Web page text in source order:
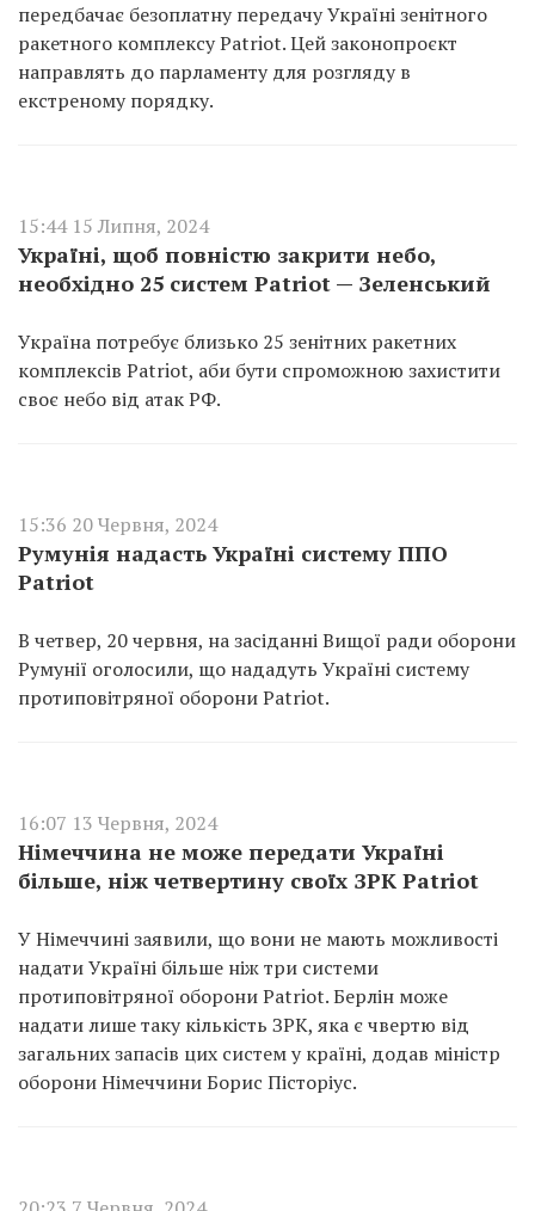
передбачає безоплатну передачу Україні зенітного
ракетного комплексу Patriot. Цей законопроєкт
направлять до парламенту для розгляду в
екстреному порядку.
15:44 15 Липня, 2024
Україні, щоб повністю закрити небо,
необхідно 25 систем Patriot — Зеленський
Україна потребує близько 25 зенітних ракетних
комплексів Patriot, аби бути спроможною захистити
своє небо від атак РФ.
15:36 20 Червня, 2024
Румунія надасть Україні систему ППО
Patriot
В четвер, 20 червня, на засіданні Вищої ради оборони
Румунії оголосили, що нададуть Україні систему
протиповітряної оборони Patriot.
16:07 13 Червня, 2024
Німеччина не може передати Україні
більше, ніж четвертину своїх ЗРК Patriot
У Німеччині заявили, що вони не мають можливості
надати Україні більше ніж три системи
протиповітряної оборони Patriot. Берлін може
надати лише таку кількість ЗРК, яка є чвертю від
загальних запасів цих систем у країні, додав міністр
оборони Німеччини Борис Пісторіус.